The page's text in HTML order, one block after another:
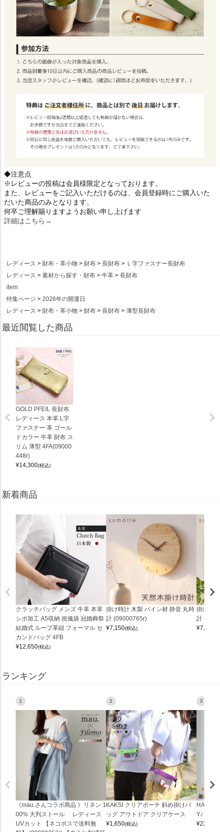
◆注意点
※レビューの投稿は会員様限定となっております。
また、レビューをご記入いただけるのは、会員登録時にご購入いた
だいた商品のみとなります。
何卒ご理解賜りますようお願い申し上げます
詳細はこちら→
レディース 財布・革小物 財布 長財布
Ｌ字ファスナー長財布
レディース
素材から探す・財布 牛革
長財布
item
特集ページ
2026年の開運日
レディース
財布・革小物 財布 長財布 薄型長財布
最近閲覧した商品
GOLD PFEIL 長財布
レディース 本革 L字
ファスナー 革 ゴール
ドカラー 牛革 財布 ス
リム 薄型 4FA(09000
448r)
¥14,300(税込)
新着商品
クラッチバッグ メンズ 牛革 本革
シボ加工 A5収納 祝儀袋 冠婚葬祭
結婚式 ループ革紐 フォーマル セ
カンドバッグ 4FB
¥12,650(税込)
掛け時計 木製 パイン材 静音 丸時
計 (09000765r)
¥7,150(税込)
掛け時
計
¥7,150
ランキング
1
《mau.さんコラボ商品 》リネン 1
00% 大判ストール レディース
UVカット 【ネコポスで送料無
2
KAKSI クリアポーチ 斜め掛けバ
ッグ アウトドア クリアケース
¥1,650(税込)
3
Yバッグ
¥22,000